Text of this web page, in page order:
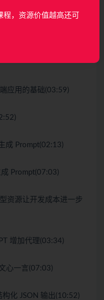
应用的基础(03:59)
成 Prompt(02:13)
Prompt(07:03)
资源让开发成本进一步
增加代理(03:34)
心一言(07:03)
化 JSON 输出(10:52)
，资源价值越高还可